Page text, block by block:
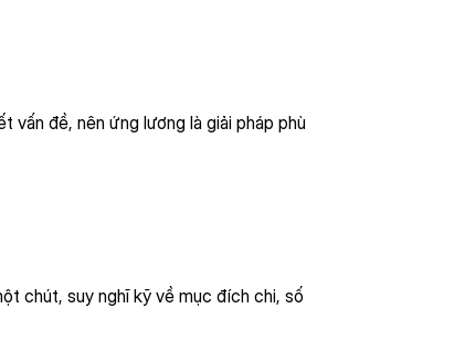
vấn đề, nên ứng lương là giải pháp phù
chút, suy nghĩ kỹ về mục đích chi, số